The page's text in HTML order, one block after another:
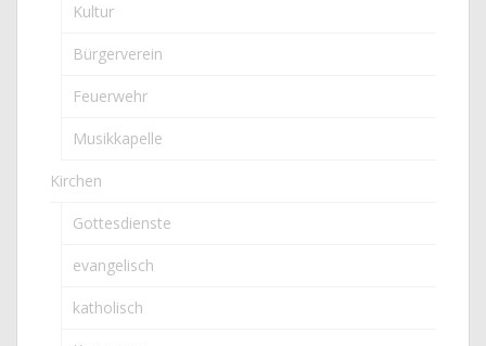
Kultur
Bürgerverein
Feuerwehr
Musikkapelle
Kirchen
Gottesdienste
evangelisch
katholisch